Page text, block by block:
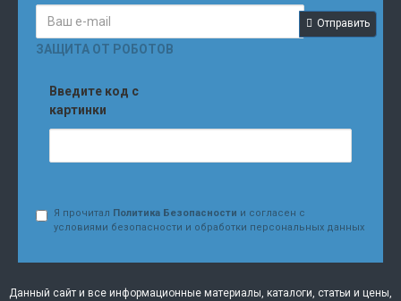
Отправить
ЗАЩИТА ОТ РОБОТОВ
Введите код с
картинки
Я прочитал Политика Безопасности и согласен с
условиями безопасности и обработки персональных данных
Данный сайт и все информационные материалы, каталоги, статьи и цены,